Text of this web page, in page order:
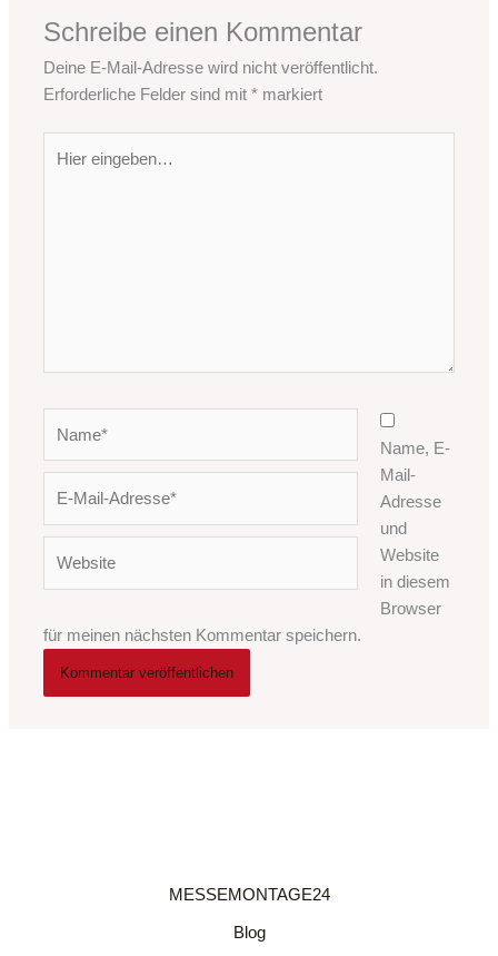
Schreibe einen Kommentar
Deine E-Mail-Adresse wird nicht veröffentlicht.
Erforderliche Felder sind mit* markiert
eingeben…
Adresse*
Name, E-
Mail-
Adresse
und
Website
in diesem
Browser
für meinen nächsten Kommentar speichern.
MESSEMONTAGE24
Blog